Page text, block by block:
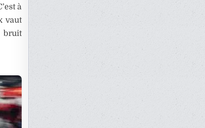
à
vaut
bruit